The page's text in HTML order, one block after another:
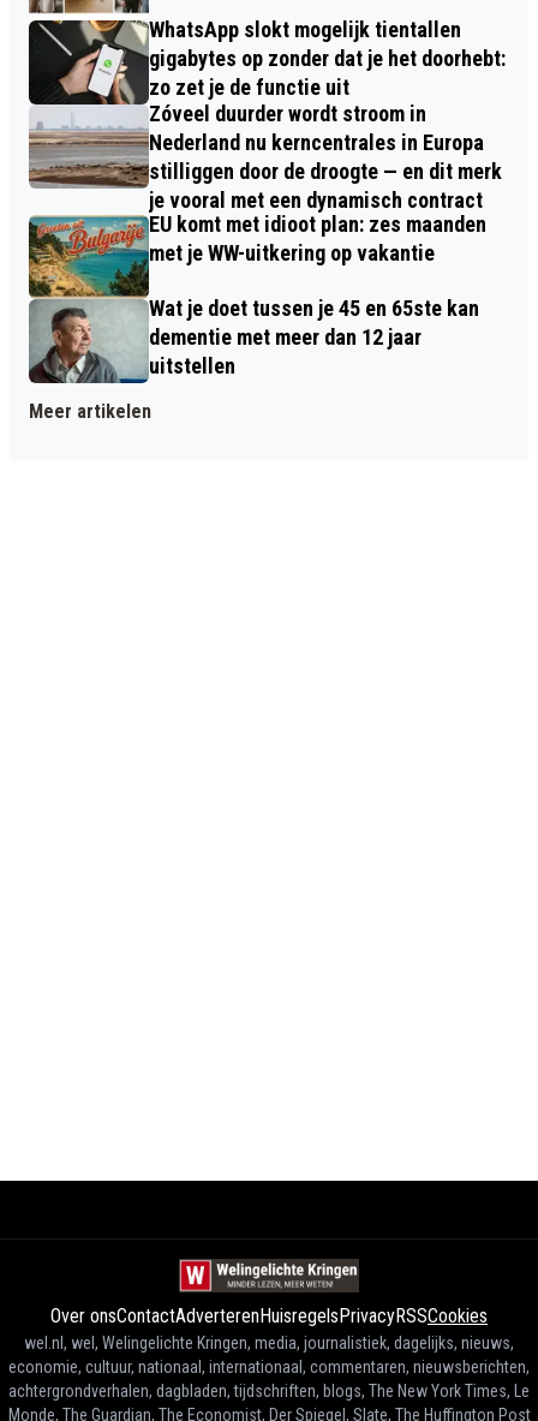
WhatsApp slokt mogelijk tientallen
gigabytes op zonder dat je het doorhebt:
zo zet je de functie uit
Zóveel duurder wordt stroom in
Nederland nu kerncentrales in Europa
stilliggen door de droogte — en dit merk
je vooral met een dynamisch contract
EU komt met idioot plan: zes maanden
met je WW-uitkering op vakantie
Wat je doet tussen je 45 en 65ste kan
dementie met meer dan 12 jaar
uitstellen
Meer artikelen
Over onsContactAdverterenHuisregelsPrivacyRSSCookies
wel.nl, wel, Welingelichte Kringen, media, journalistiek, dagelijks, nieuws,
economie, cultuur, nationaal, internationaal, commentaren, nieuwsberichten,
achtergrondverhalen, dagbladen, tijdschriften, blogs, The New York Times, Le
Monde, The Guardian, The Economist, Der Spiegel, Slate, The Huffington Post